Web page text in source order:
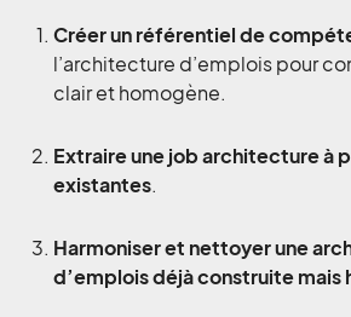
Créer un référentiel de
l’architecture d’emplois pour
clair et homogène.
Extraire une job architecture à
existantes.
Harmoniser et nettoyer une
d’emplois déjà construite mais